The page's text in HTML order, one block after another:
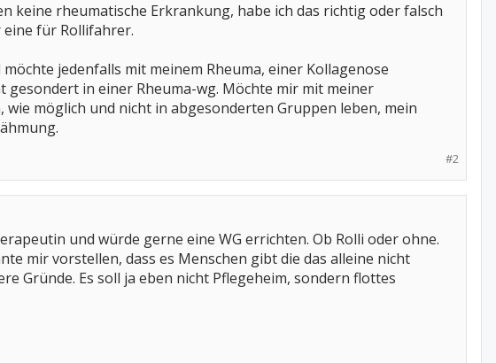
keine rheumatische Erkrankung, habe ich das richtig oder falsch
eine für Rollifahrer.
jedenfalls mit meinem Rheuma, einer Kollagenose
in einer Rheuma-wg. Möchte mir mit meiner
möglich und nicht in abgesonderten Gruppen leben, mein
#2
und würde gerne eine WG errichten. Ob Rolli oder ohne.
mir vorstellen, dass es Menschen gibt die das alleine nicht
Gründe. Es soll ja eben nicht Pflegeheim, sondern flottes